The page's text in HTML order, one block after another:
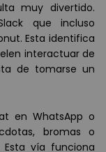
muy divertido.
que incluso
Esta identifica
interactuar de
de tomarse un
en WhatsApp o
bromas o
vía funciona